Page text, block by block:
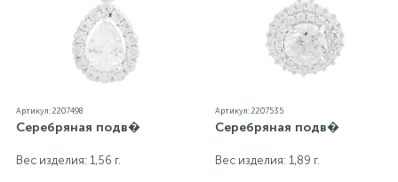
Артикул: 2207498
Серебряная подв�
Вес изделия: 1,56 г.
Артикул: 2207535
Серебряная подв�
Вес изделия: 1,89 г.